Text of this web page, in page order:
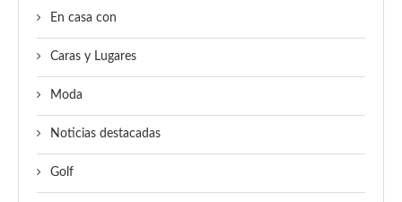
En casa con
Caras y Lugares
Moda
Noticias destacadas
Golf